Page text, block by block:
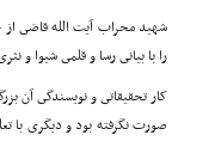
شهید محراب آیت الله قاضى از
را با بیانى رسا و قلمى شیوا و
کار تحقیقاتى و نویسندگى آن
صورت نگرفته بود و دیگرى با